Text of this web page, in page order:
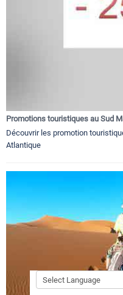
Promotions touristiques au Sud
Découvrir les promotion
Atlantique